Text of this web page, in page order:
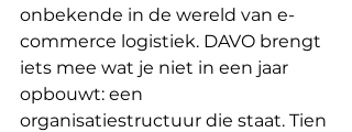
onbekende in de wereld van e-
commerce logistiek. DAVO brengt
iets mee wat je niet in een jaar
opbouwt: een
organisatiestructuur die staat. Tien